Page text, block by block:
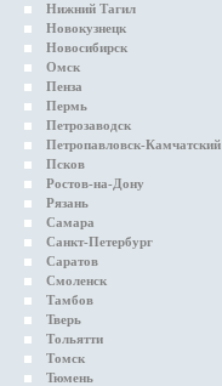
Нижний Тагил
Новокузнецк
Новосибирск
Омск
Пенза
Пермь
Петрозаводск
Петропавловск-Камчатский
Псков
Ростов-на-Дону
Рязань
Самара
Санкт-Петербург
Саратов
Смоленск
Тамбов
Тверь
Тольятти
Томск
Тюмень